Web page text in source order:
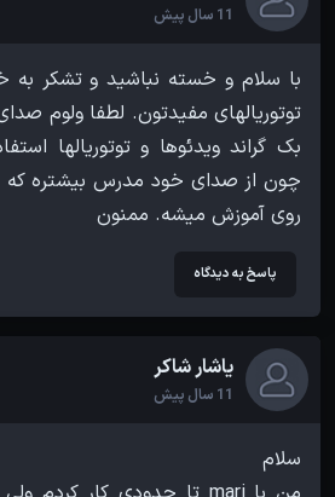
11 سال پیش
با سلام و خسته نباشید و تشکر
توتوریالهای مفیدتون. لطفا ولوم
بک گراند ویدئوها و توتوریالها
چون از صدای خود مدرس بیشتره که
روی آموزش میشه. ممنون
پاسخ به دیدگاه
یاشار شاکر
11 سال پیش